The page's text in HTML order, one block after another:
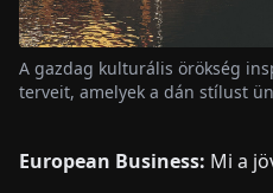
European Business: Mi a
A gazdag kulturális örökség
terveit, amelyek a dán stílust